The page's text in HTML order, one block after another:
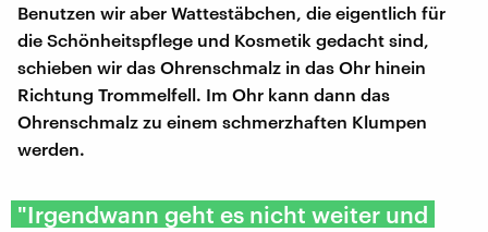
Benutzen wir aber Wattestäbchen, die eigentlich für
die Schönheitspflege und Kosmetik gedacht sind,
schieben wir das Ohrenschmalz in das Ohr hinein
Richtung Trommelfell. Im Ohr kann dann das
Ohrenschmalz zu einem schmerzhaften Klumpen
werden.
"Irgendwann geht es nicht weiter und